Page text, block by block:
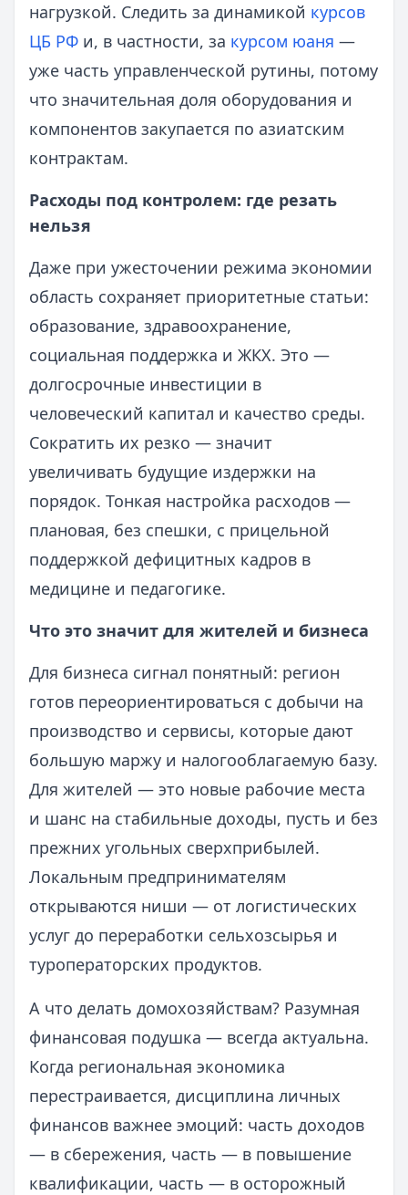
нагрузкой. Следить за динамикой курсов
ЦБ РФ и, в частности, за курсом юаня —
уже часть управленческой рутины, потому
что значительная доля оборудования и
компонентов закупается по азиатским
контрактам.
Расходы под контролем: где резать
нельзя
Даже при ужесточении режима экономии
область сохраняет приоритетные статьи:
образование, здравоохранение,
социальная поддержка и ЖКХ. Это —
долгосрочные инвестиции в
человеческий капитал и качество среды.
Сократить их резко — значит
увеличивать будущие издержки на
порядок. Тонкая настройка расходов —
плановая, без спешки, с прицельной
поддержкой дефицитных кадров в
медицине и педагогике.
Что это значит для жителей и бизнеса
Для бизнеса сигнал понятный: регион
готов переориентироваться с добычи на
производство и сервисы, которые дают
большую маржу и налогооблагаемую базу.
Для жителей — это новые рабочие места
и шанс на стабильные доходы, пусть и без
прежних угольных сверхприбылей.
Локальным предпринимателям
открываются ниши — от логистических
услуг до переработки сельхозсырья и
туроператорских продуктов.
А что делать домохозяйствам? Разумная
финансовая подушка — всегда актуальна.
Когда региональная экономика
перестраивается, дисциплина личных
финансов важнее эмоций: часть доходов
— в сбережения, часть — в повышение
квалификации, часть — в осторожный